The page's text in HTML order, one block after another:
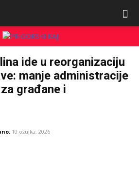
ide u reorganizaciju
manje administracije
građane i
10 ožujka, 2026